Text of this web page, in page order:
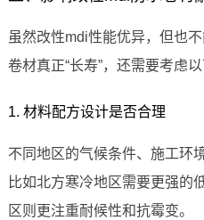
虽然改性mdi性能优异，但也
卷材真正“长寿”，还需要考虑以
1. 材料配方设计是否合理
不同地区的气候条件、施工环
比如北方寒冷地区需要更强的
区则更注重耐候性和抗霉变。